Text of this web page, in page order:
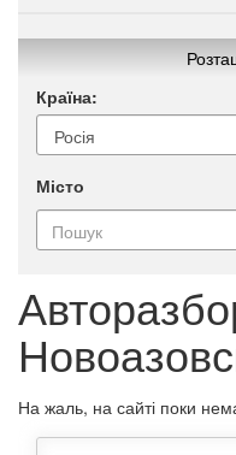
Країна:
Місто
На жаль, на сайті поки